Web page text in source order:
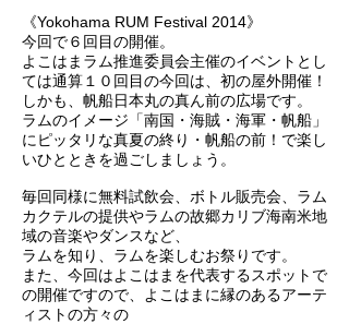
《Yokohama RUM Festival 2014》
今回で６回目の開催。
よこはまラム推進委員会主催のイベントとし
ては通算１０回目の今回は、初の屋外開催！
しかも、帆船日本丸の真ん前の広場です。
ラムのイメージ「南国・海賊・海軍・帆船」
にピッタリな真夏の終り・帆船の前！で楽し
いひとときを過ごしましょう。
毎回同様に無料試飲会、ボトル販売会、ラム
カクテルの提供やラムの故郷カリブ海南米地
域の音楽やダンスなど、
ラムを知り、ラムを楽しむお祭りです。
また、今回はよこはまを代表するスポットで
の開催ですので、よこはまに縁のあるアーテ
ィストの方々の